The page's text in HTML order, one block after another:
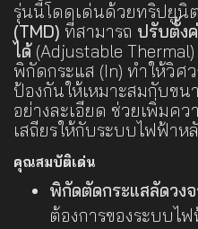
รุ่นนี้โดดเด่นด้วยทริปยูนิ
(TMD) ที่สามารถ ปรับตั้ง
ได้(Adjustable Thermal)
พิกัดกระแส (In) ทำให้วิศ
ป้องกันให้เหมาะสมกับขน
อย่างละเอียด ช่วยเพิ่มค
เสถียรให้กับระบบไฟฟ้าห
คุณสมบัติเด่น
พิกัดตัดกระแสลัดวง
ต้องการของระบบไ